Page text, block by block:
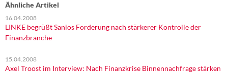
Ähnliche Artikel
16.04.2008
LINKE begrüßt Sanios Forderung nach stärkerer Kontrolle der
Finanzbranche
15.04.2008
Axel Troost im Interview: Nach Finanzkrise Binnennachfrage stärken